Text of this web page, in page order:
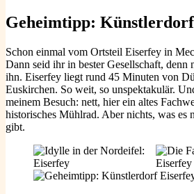
Geheimtipp:
Schon einmal vom Ortsteil Eiserfey in
Dann seid ihr in bester Gesellschaft, denn
ihn. Eiserfey liegt rund 45 Minuten von
Euskirchen. So weit, so unspektakulär.
meinem Besuch: nett, hier ein altes
historisches Mühlrad. Aber nichts, was es
gibt.